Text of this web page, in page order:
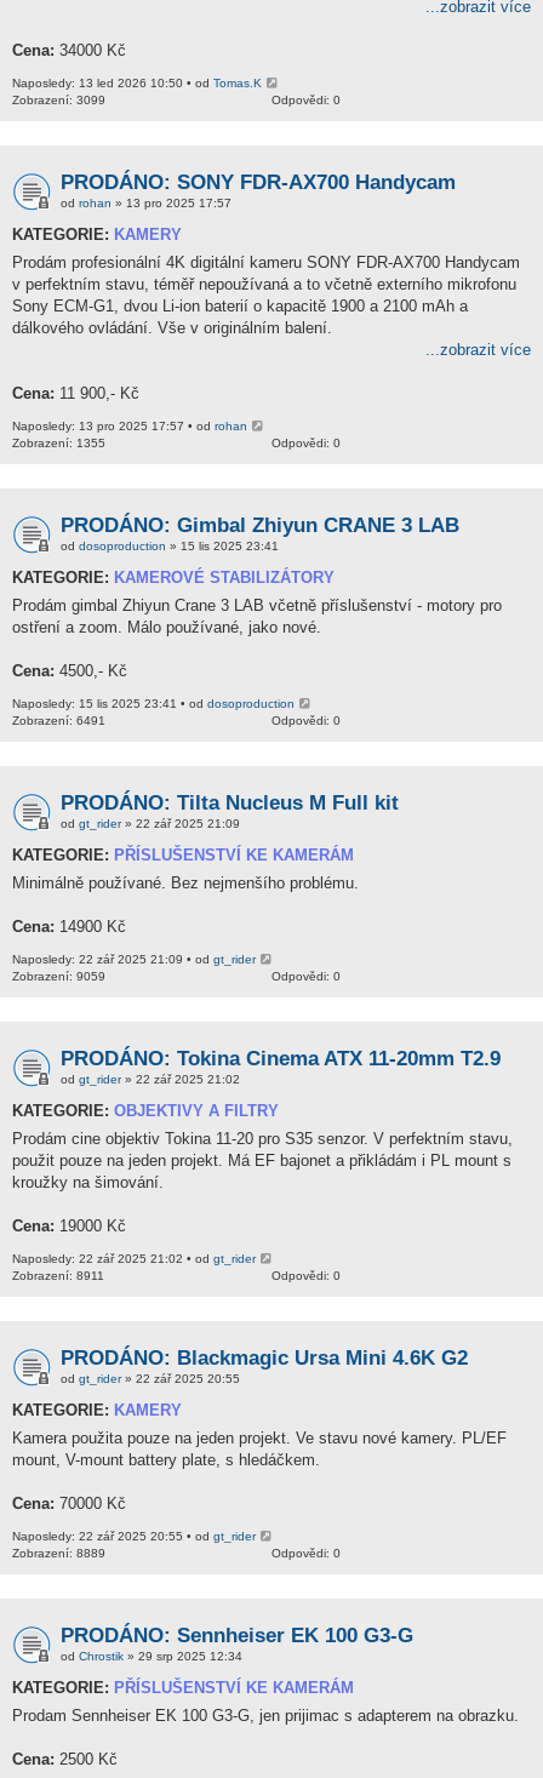
...zobrazit více
Cena: 34000 Kč
Naposledy: 13 led 2026 10:50 • od Tomas.K
Odpovědi: 0
Zobrazení: 3099
PRODÁNO: SONY FDR-AX700 Handycam
od rohan » 13 pro 2025 17:57
KATEGORIE: KAMERY
Prodám profesionální 4K digitální kameru SONY FDR-AX700 Handycam
v perfektním stavu, téměř nepoužívaná a to včetně externího mikrofonu
Sony ECM-G1, dvou Li-ion baterií o kapacitě 1900 a 2100 mAh a
dálkového ovládání. Vše v originálním balení.
...zobrazit více
Cena: 11 900,- Kč
Naposledy: 13 pro 2025 17:57 • od rohan
Odpovědi: 0
Zobrazení: 1355
PRODÁNO: Gimbal Zhiyun CRANE 3 LAB
od dosoproduction » 15 lis 2025 23:41
KATEGORIE: KAMEROVÉ STABILIZÁTORY
Prodám gimbal Zhiyun Crane 3 LAB včetně příslušenství - motory pro
ostření a zoom. Málo používané, jako nové.
Cena: 4500,- Kč
Naposledy: 15 lis 2025 23:41 • od dosoproduction
Odpovědi: 0
Zobrazení: 6491
PRODÁNO: Tilta Nucleus M Full kit
od gt_rider» 22 zář 2025 21:09
KATEGORIE: PŘÍSLUŠENSTVÍ KE KAMERÁM
Minimálně používané. Bez nejmenšího problému.
Cena: 14900 Kč
Naposledy: 22 zář 2025 21:09 • od gt_rider
Odpovědi: 0
Zobrazení: 9059
PRODÁNO: Tokina Cinema ATX 11-20mm T2.9
od gt_rider» 22 zář 2025 21:02
KATEGORIE: OBJEKTIVY A FILTRY
Prodám cine objektiv Tokina 11-20 pro S35 senzor. V perfektním stavu,
použit pouze na jeden projekt. Má EF bajonet a přikládám i PL mount s
kroužky na šimování.
Cena: 19000 Kč
Naposledy: 22 zář 2025 21:02 • od gt_rider
Odpovědi: 0
Zobrazení: 8911
PRODÁNO: Blackmagic Ursa Mini 4.6K G2
od gt_rider» 22 zář 2025 20:55
KATEGORIE: KAMERY
Kamera použita pouze na jeden projekt. Ve stavu nové kamery. PL/EF
mount, V-mount battery plate, s hledáčkem.
Cena: 70000 Kč
Naposledy: 22 zář 2025 20:55 • od gt_rider
Odpovědi: 0
Zobrazení: 8889
PRODÁNO: Sennheiser EK 100 G3-G
od Chrostik » 29 srp 2025 12:34
KATEGORIE: PŘÍSLUŠENSTVÍ KE KAMERÁM
Prodam Sennheiser EK 100 G3-G, jen prijimac s adapterem na obrazku.
Cena: 2500 Kč